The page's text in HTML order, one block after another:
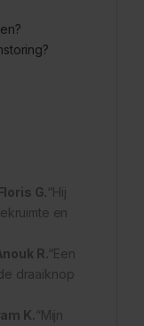
G.“Hij
en
R.“Een
draaiknop
K.“Mijn